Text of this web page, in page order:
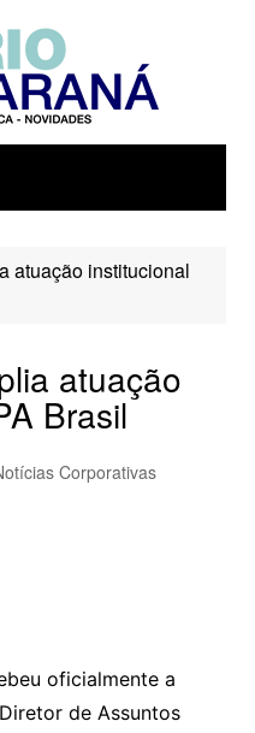
atuação institucional
atuação
Brasil
Corporativas
oficialmente a
de Assuntos